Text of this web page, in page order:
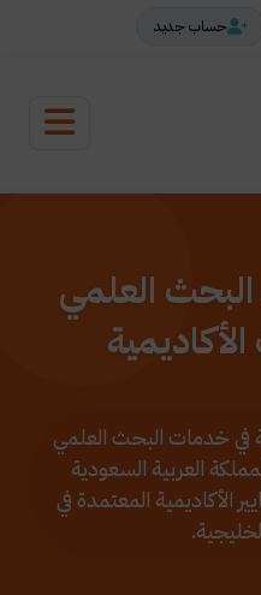
حساب جديد
العلمي
في خدمات البحث العلمي
العربية السعودية
الأكاديمية المعتمدة في